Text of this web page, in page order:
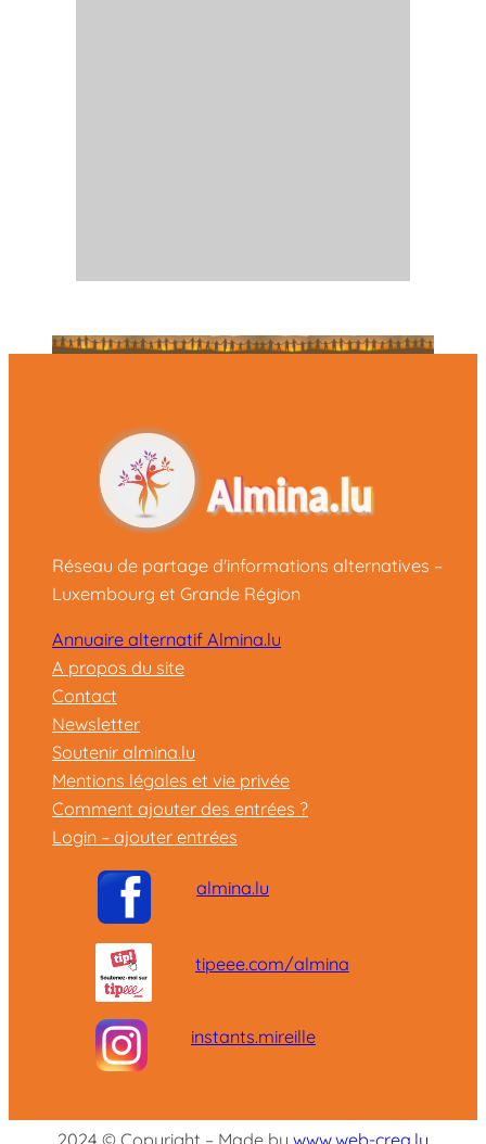
Réseau de partage d'informations alternatives –
Luxembourg et Grande Région
Annuaire alternatif Almina.lu
A propos du site
Contact
Newsletter
Soutenir almina.lu
Mentions légales et vie privée
Comment ajouter des entrées ?
Login – ajouter entrées
almina.lu
tipeee.com/almina
instants.mireille